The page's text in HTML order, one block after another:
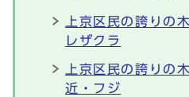
上京区民の誇りの
レザクラ
上京区民の誇りの
近・フジ